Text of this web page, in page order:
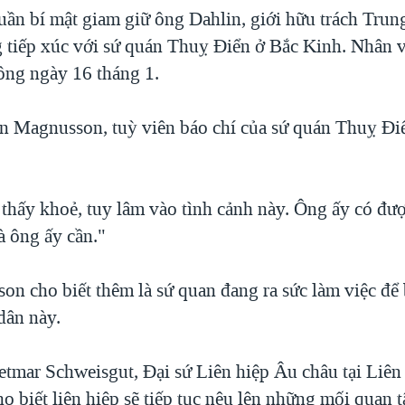
bí mật giam giữ ông Dahlin, giới hữu trách
tiếp xúc với sứ quán Thuỵ Điển ở Bắc Kinh. Nhân
ngày 16 tháng 1.
Magnusson, tuỳ viên báo chí của sứ quán Thuỵ
khoẻ, tuy lâm vào tình cảnh này. Ông ấy có
ông ấy cần."
cho biết thêm là sứ quan đang ra sức làm việc
này.
Schweisgut, Đại sứ Liên hiệp Âu châu tại
biết liên hiệp sẽ tiếp tục nêu lên những mối quan